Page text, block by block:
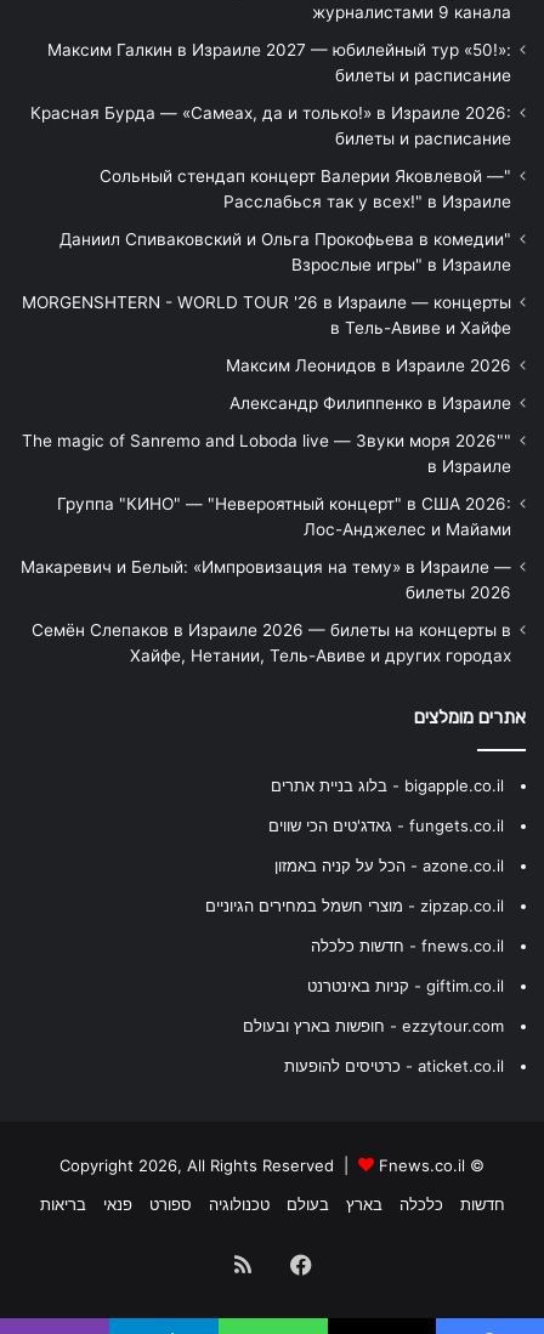
журналистами 9 канала
Максим Галкин в Израиле 2027 — юбилейный тур «50!»:
билеты и расписание
Красная Бурда — «Самеах, да и только!» в Израиле 2026:
билеты и расписание
"Сольный стендап концерт Валерии Яковлевой —
Расслабься так у всех!" в Израиле
"Даниил Спиваковский и Ольга Прокофьева в комедии
Взрослые игры" в Израиле
MORGENSHTERN - WORLD TOUR '26 в Израиле — концерты
в Тель-Авиве и Хайфе
Максим Леонидов в Израиле 2026
Александр Филиппенко в Израиле
"The magic of Sanremo and Loboda live — Звуки моря 2026"
в Израиле
Группа "КИНО" — "Невероятный концерт" в США 2026:
Лос-Анджелес и Майами
Макаревич и Белый: «Импровизация на тему» в Израиле —
билеты 2026
Семён Слепаков в Израиле 2026 — билеты на концерты в
Хайфе, Нетании, Тель-Авиве и других городах
אתרים מומלצים
bigapple.co.il - בלוג בניית אתרים
fungets.co.il - גאדג'טים הכי שווים
azone.co.il - הכל על קניה באמזון
zipzap.co.il - מוצרי חשמל במחירים הגיוניים
fnews.co.il - חדשות כלכלה
giftim.co.il - קניות באינטרנט
ezzytour.com - חופשות בארץ ובעולם
aticket.co.il - כרטיסים להופעות
© Copyright 2026, All Rights Reserved |
Fnews.co.il
חדשות
כלכלה בארץ בעולם טכנולוגיה ספורט פנאי בריאות
Facebook